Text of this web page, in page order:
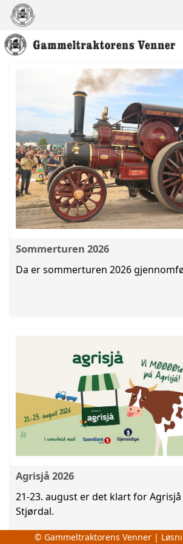
Sommerturen 2026
Da er sommerturen 2026
Agrisjå 2026
21-23. august er det klart for
Stjørdal.
© Gammeltraktorens Venner |